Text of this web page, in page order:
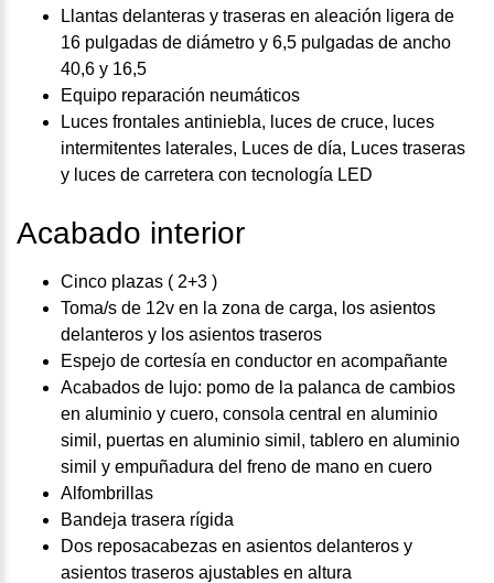
Llantas delanteras y traseras en aleación ligera de
16 pulgadas de diámetro y 6,5 pulgadas de ancho
40,6 y 16,5
Equipo reparación neumáticos
Luces frontales antiniebla, luces de cruce, luces
intermitentes laterales, Luces de día, Luces traseras
y luces de carretera con tecnología LED
Acabado interior
Cinco plazas ( 2+3 )
Toma/s de 12v en la zona de carga, los asientos
delanteros y los asientos traseros
Espejo de cortesía en conductor en acompañante
Acabados de lujo: pomo de la palanca de cambios
en aluminio y cuero, consola central en aluminio
simil, puertas en aluminio simil, tablero en aluminio
simil y empuñadura del freno de mano en cuero
Alfombrillas
Bandeja trasera rígida
Dos reposacabezas en asientos delanteros y
asientos traseros ajustables en altura